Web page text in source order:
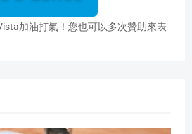
加油打氣！您也可以多次贊助來表